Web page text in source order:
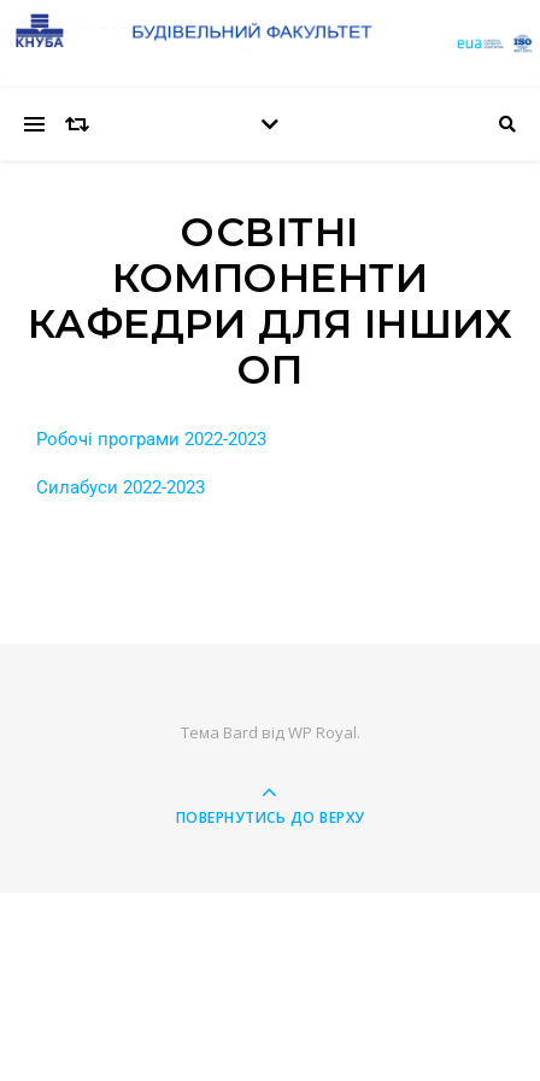
ОСВІТНІ
КОМПОНЕНТИ
КАФЕДРИ ДЛЯ ІНШИХ
ОП
Робочі програми 2022-2023
Силабуси 2022-2023
Тема Bard відWP Royal.
ПОВЕРНУТИСЬ ДО ВЕРХУ